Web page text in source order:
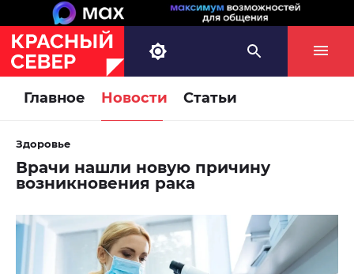
Главное Новости Статьи
Здоровье
Врачи нашли новую причину
возникновения рака